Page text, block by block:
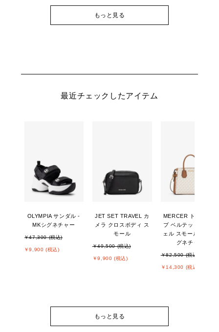
もっと見る
最近チェックしたアイテム
OLYMPIA サンダル -
MKシグネチャー
￥47,300 (税込)
￥9,900 (税込)
JET SET TRAVEL カ
メラ クロスボディ ス
モール
￥49,500 (税込)
￥9,900 (税込)
MERCER トップジッ
プ ベルテッド サッチ
ェル スモール - MKシ
グネチャー
￥82,500 (税込)
￥14,300 (税込)
もっと見る